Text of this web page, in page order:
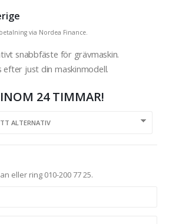
via Nordea Finance.
snabbfäste för grävmaskin.
efter just din maskinmodell.
INOM 24 TIMMAR!
eller ring 010-200 77 25.